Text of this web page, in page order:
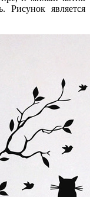
Рисунок является